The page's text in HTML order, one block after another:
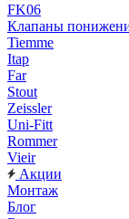
FK06
Клапаны
Tiemme
Itap
Far
Stout
Zeissler
Uni-Fitt
Rommer
Vieir
Акции
Монтаж
Блог